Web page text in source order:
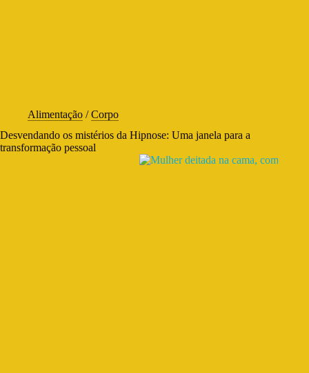
Alimentação /Corpo
Desvendando os mistérios da Hipnose: Uma janela para a
transformação pessoal